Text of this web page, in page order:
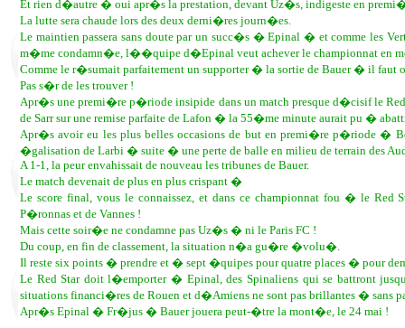
Et rien d�autre � oui apr�s la prestation, devant Uz�s, indigeste en
La lutte sera chaude lors des deux derni�res journ�es.
Le maintien passera sans doute par un succ�s � Epinal � et comme les
m�me condamn�e, l��quipe d�Epinal veut achever le championnat en
Comme le r�sumait parfaitement un supporter � la sortie de Bauer � il faut
Pas s�r de les trouver !
Apr�s une premi�re p�riode insipide dans un match presque d�cisif le
de Sarr sur une remise parfaite de Lafon � la 55�me minute aurait pu �
Apr�s avoir eu les plus belles occasions de but en premi�re p�riode �
�galisation de Larbi � suite � une perte de balle en milieu de terrain des
A 1-1, la peur envahissait de nouveau les tribunes de Bauer.
Le match devenait de plus en plus crispant �
Le score final, vous le connaissez, et dans ce championnat fou � le
P�ronnas et de Vannes !
Mais cette soir�e ne condamne pas Uz�s � ni le Paris FC !
Du coup, en fin de classement, la situation n�a gu�re �volu�.
Il reste six points � prendre et � sept �quipes pour quatre places � pour
Le Red Star doit l�emporter � Epinal, des Spinaliens qui se battront
situations financi�res de Rouen et d�Amiens ne sont pas brillantes � sans
Apr�s Epinal � Fr�jus � Bauer jouera peut-�tre la mont�e, le 24 mai !